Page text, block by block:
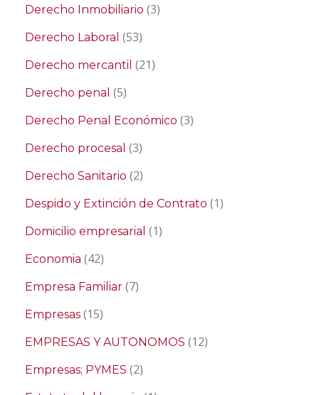
Derecho Inmobiliario (3)
Derecho Laboral (53)
Derecho mercantil (21)
Derecho penal (5)
Derecho Penal Económico (3)
Derecho procesal (3)
Derecho Sanitario (2)
Despido y Extinción de Contrato (1)
Domicilio empresarial (1)
Economia (42)
Empresa Familiar (7)
Empresas (15)
EMPRESAS Y AUTONOMOS (12)
Empresas; PYMES (2)